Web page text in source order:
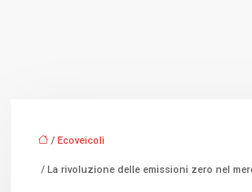
/ Ecoveicoli
/ La rivoluzione delle emissioni zero nel